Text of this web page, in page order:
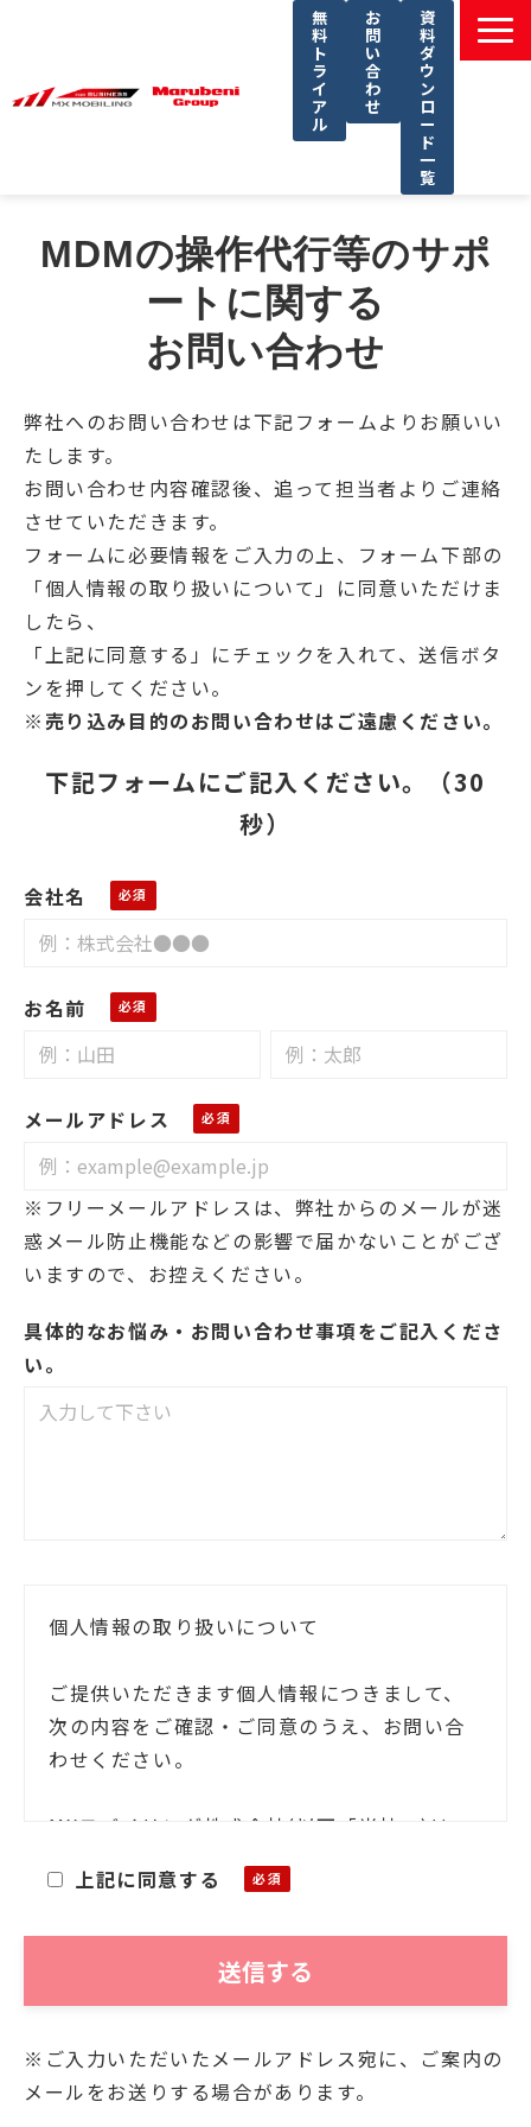
無
料
ト
ラ
イ
ア
ル
お
問
い
合
わ
せ
資
料
ダ
ウ
ン
ロ
ー
ド
一
覧
課題別ソリューション一覧
サービス一覧
導入事例
コラム
MDMの操作代行等のサポ
ートに関する
お問い合わせ
弊社へのお問い合わせは下記フォームよりお願いい
たします。
お問い合わせ内容確認後、追って担当者よりご連絡
させていただきます。
フォームに必要情報をご入力の上、フォーム下部の
「個人情報の取り扱いについて」に同意いただけま
したら、
「上記に同意する」にチェックを入れて、送信ボタ
ンを押してください。
※売り込み目的のお問い合わせはご遠慮ください。
下記フォームにご記入ください。（30
秒）
会社名
お名前
メールアドレス
※フリーメールアドレスは、弊社からのメールが迷
惑メール防止機能などの影響で届かないことがござ
いますので、お控えください。
具体的なお悩み・お問い合わせ事項をご記入くださ
い。
個人情報の取り扱いについて
ご提供いただきます個人情報につきまして、
次の内容をご確認・ご同意のうえ、お問い合
わせください。
MXモバイリング株式会社(以下「当社」)は、
お客様ご本人の氏名・住所等の個人情報(以下
「個人情報」)をご提供いただくにあたり、そ
ないことを次の通りお知らせいたします。
お客様よりご提供いただきました個人情報
は、当社において、次の目的にのみ利用させ
上記に同意する
※ご入力いただいたメールアドレス宛に、ご案内の
メールをお送りする場合があります。